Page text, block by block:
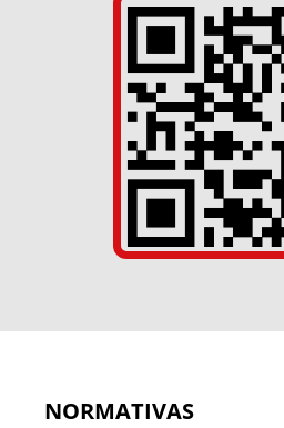
NORMATIVAS